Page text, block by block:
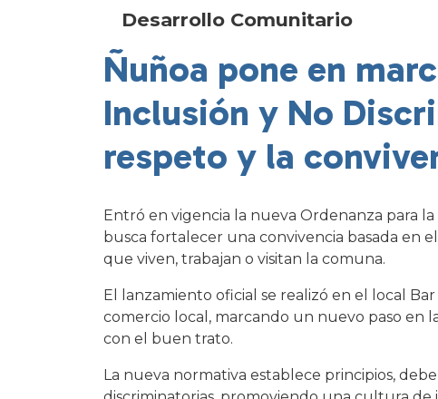
Desarrollo Comunitario
Ñuñoa pone en
Inclusión y No
respeto y la
Entró en vigencia la nueva Ordenanza para
busca fortalecer una convivencia basada en
que viven, trabajan o visitan la comuna.
El lanzamiento oficial se realizó en el local
comercio local, marcando un nuevo paso en
con el buen trato.
La nueva normativa establece principios,